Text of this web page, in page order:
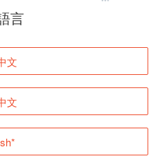
顯示
頁
言
文
文